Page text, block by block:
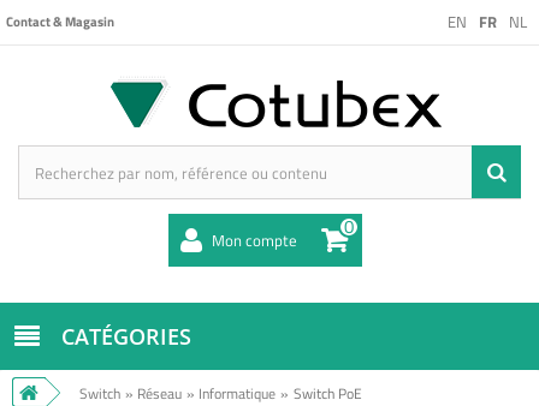
EN FR NL
Contact & Magasin
Mon compte 0
CATÉGORIES
Switch » Réseau » Informatique » Switch PoE